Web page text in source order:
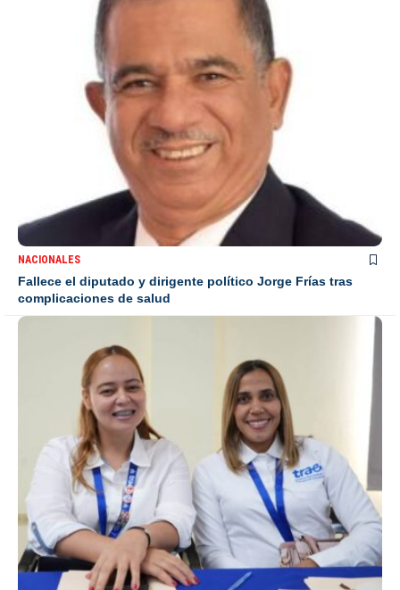
NACIONALES
Fallece el diputado y dirigente político Jorge Frías tras
complicaciones de salud